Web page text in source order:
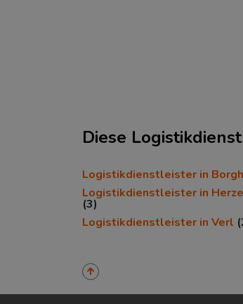
BEVÖLKERUNG(STAND: 12/2019)
Bevölkerung Gesamt
Kreisfreie Stadt)
Fläche(Landkreis /
Diese
Logistikdienstleister in
Logistikdienstleister in
(3)
Logistikdienstleister in Verl